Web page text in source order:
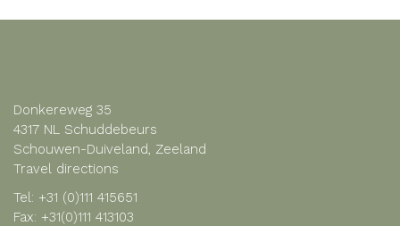
Donkereweg 35
4317 NL Schuddebeurs
Schouwen-Duiveland, Zeeland
Travel directions
Tel: +31 (0)111 415651
Fax: +31(0)111 413103